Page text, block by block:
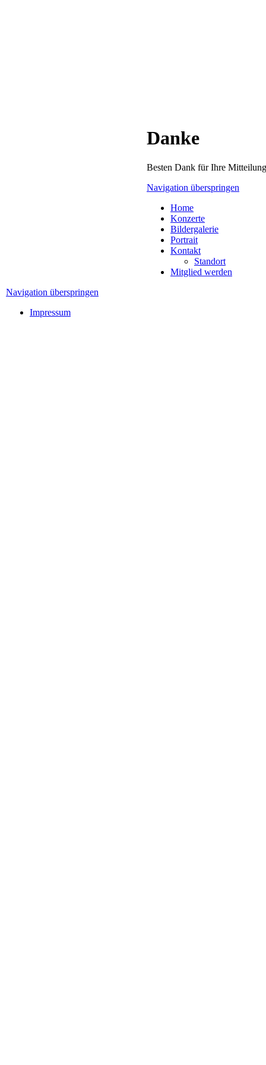
Danke
Besten Dank für Ihre
Navigation überspringen
Home
Konzerte
Bildergalerie
Portrait
Kontakt
Standort
Mitglied werden
Navigation überspringen
Impressum